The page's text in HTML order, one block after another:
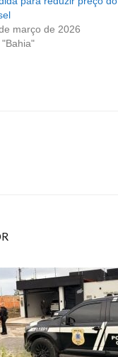
março de 2026
"Bahia"